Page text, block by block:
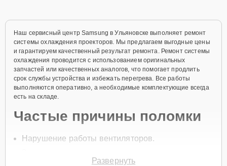
Наш сервисный центр Samsung в Ульяновске выполняет ремонт
системы охлаждения проекторов. Мы предлагаем выгодные цены
и гарантируем качественный результат ремонта. Ремонт системы
охлаждения проводится с использованием оригинальных
запчастей или качественных аналогов, что помогает продлить
срок службы устройства и избежать перегрева. Все работы
выполняются оперативно, а необходимые комплектующие всегда
есть на складе.
Частые причины поломки
Нарушение работы вентиляторов.
Развернуть